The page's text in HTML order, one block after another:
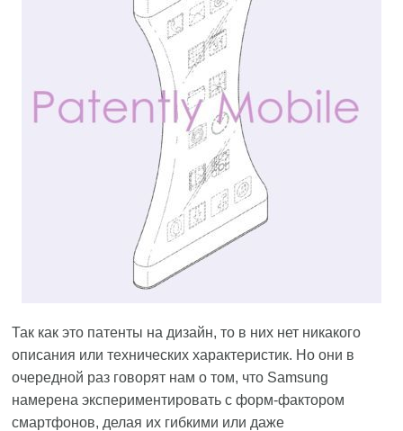
Так как это патенты на дизайн, то в них нет никакого
описания или технических характеристик. Но они в
очередной раз говорят нам о том, что Samsung
намерена экспериментировать с форм-фактором
смартфонов, делая их гибкими или даже